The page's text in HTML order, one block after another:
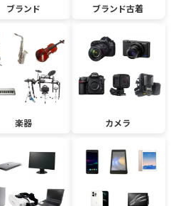
ブランド ブランド古着
楽器 カメラ